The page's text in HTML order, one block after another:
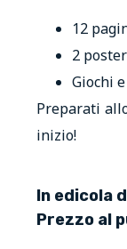
12
2
Giochi
Preparati
inizio!
In edicola
Prezzo al